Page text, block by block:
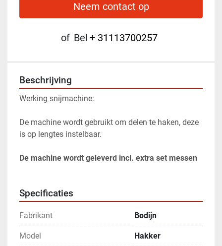
Neem contact op
of Bel + 31113700257
Beschrijving
Werking snijmachine:
De machine wordt gebruikt om delen te haken, deze
is op lengtes instelbaar.
De machine wordt geleverd incl. extra set messen
Specificaties
Fabrikant Bodijn
Model Hakker